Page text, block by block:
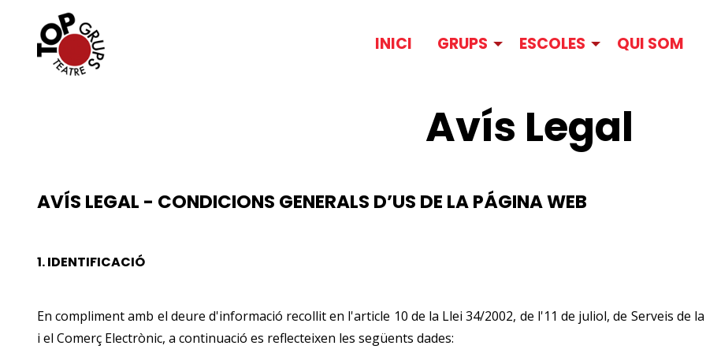
INICI GRUPS ESCOLES QUI SOM
Avís Legal
AVÍS LEGAL - CONDICIONS GENERALS D’US DE LA PÁGINA WEB
1.IDENTIFICACIÓ
En compliment amb el deure d'informació recollit en l'article 10 de la Llei 34/2002, de l'11 de juliol, de Serveis de
i el Comerç Electrònic, a continuació es reflecteixen les següents dades: